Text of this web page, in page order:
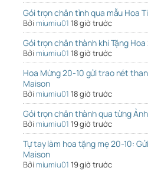
Gói trọn chân tình qua mẫu Hoa
Bởi miumiu01 18 giờ trước
Gói trọn chân thành khi Tặng
Bởi miumiu01 18 giờ trước
Hoa Mừng 20-10 gửi trao nét
Maison
Bởi miumiu01 18 giờ trước
Gói trọn chân thành qua từng
Bởi miumiu01 19 giờ trước
Tự tay làm hoa tặng mẹ 20-10:
Maison
Bởi miumiu01 19 giờ trước